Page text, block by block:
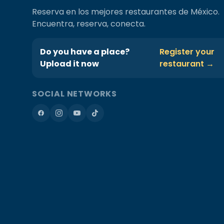
Reserva en los mejores restaurantes de México.
Encuentra, reserva, conecta.
Do you have a place?
Upload it now
Register your
restaurant →
SOCIAL NETWORKS